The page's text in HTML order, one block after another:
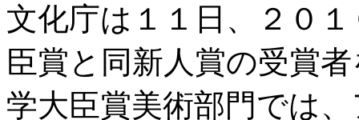
文化庁は１１日、２０
臣賞と同新人賞の受賞
学大臣賞美術部門では